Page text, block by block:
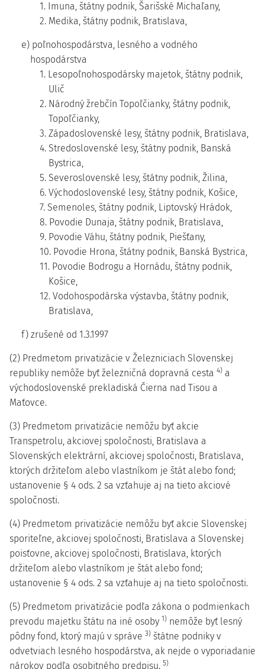
1. Imuna, štátny podnik, Šarišské Michaľany,
2. Medika, štátny podnik, Bratislava,
e) poľnohospodárstva, lesného a vodného
hospodárstva
1. Lesopoľnohospodársky majetok, štátny podnik,
Ulič
2. Národný žrebčín Topoľčianky, štátny podnik,
Topoľčianky,
3. Západoslovenské lesy, štátny podnik, Bratislava,
4. Stredoslovenské lesy, štátny podnik, Banská
Bystrica,
5. Severoslovenské lesy, štátny podnik, Žilina,
6. Východoslovenské lesy, štátny podnik, Košice,
7. Semenoles, štátny podnik, Liptovský Hrádok,
8. Povodie Dunaja, štátny podnik, Bratislava,
9. Povodie Váhu, štátny podnik, Piešťany,
10. Povodie Hrona, štátny podnik, Banská Bystrica,
11. Povodie Bodrogu a Hornádu, štátny podnik,
Košice,
12. Vodohospodárska výstavba, štátny podnik,
Bratislava,
f) zrušené od 1.3.1997
(2) Predmetom privatizácie v Železniciach Slovenskej
republiky nemôže byť železničná dopravná cesta 4) a
východoslovenské prekladiská Čierna nad Tisou a
Maťovce.
(3) Predmetom privatizácie nemôžu byť akcie
Transpetrolu, akciovej spoločnosti, Bratislava a
Slovenských elektrární, akciovej spoločnosti, Bratislava,
ktorých držiteľom alebo vlastníkom je štát alebo fond;
ustanovenie § 4 ods. 2 sa vzťahuje aj na tieto akciové
spoločnosti.
(4) Predmetom privatizácie nemôžu byť akcie Slovenskej
sporiteľne, akciovej spoločnosti, Bratislava a Slovenskej
poisťovne, akciovej spoločnosti, Bratislava, ktorých
držiteľom alebo vlastníkom je štát alebo fond;
ustanovenie § 4 ods. 2 sa vzťahuje aj na tieto spoločnosti.
(5) Predmetom privatizácie podľa zákona o podmienkach
prevodu majetku štátu na iné osoby 1) nemôže byť lesný
pôdny fond, ktorý majú v správe 3) štátne podniky v
odvetviach lesného hospodárstva, ak nejde o vyporiadanie
nárokov podľa osobitného predpisu. 5)